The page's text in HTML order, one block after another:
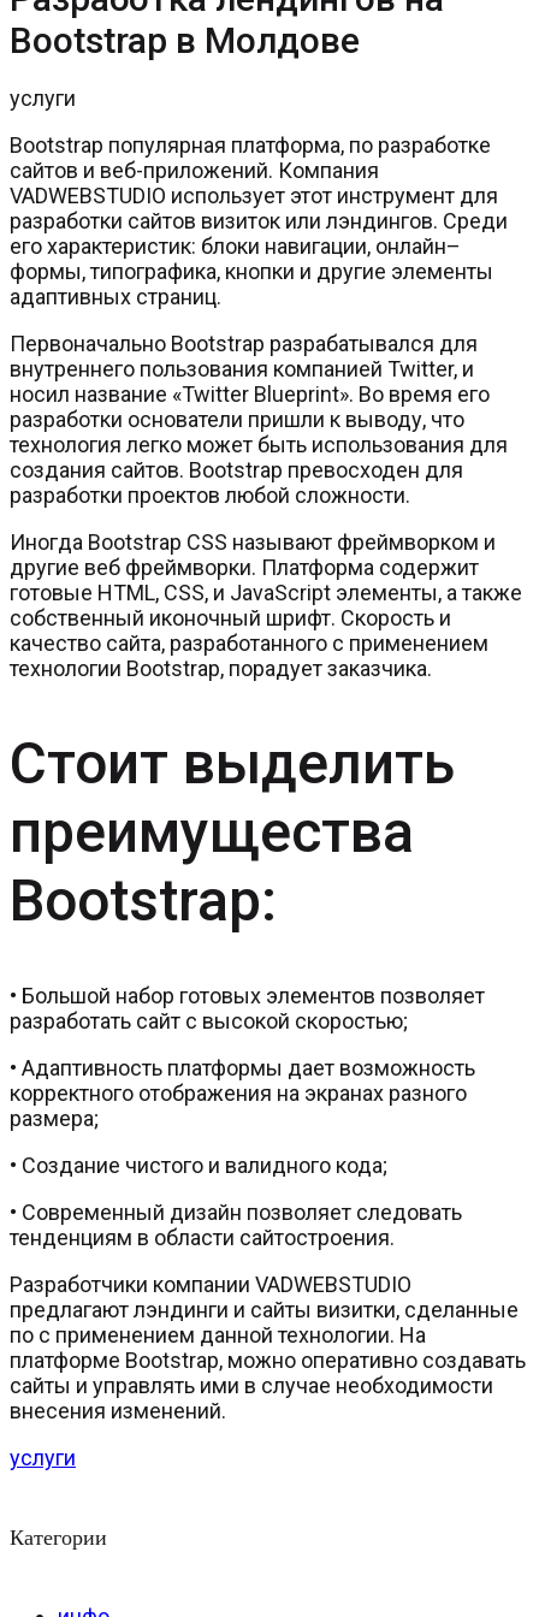
Bootstrap в Молдове
услуги
Bootstrap популярная платформа, по разработке
сайтов и веб-приложений. Компания
VADWEBSTUDIO использует этот инструмент для
разработки сайтов визиток или лэндингов. Среди
его характеристик: блоки навигации, онлайн–
формы, типографика, кнопки и другие элементы
адаптивных страниц.
Первоначально Bootstrap разрабатывался для
внутреннего пользования компанией Twitter, и
носил название «Twitter Blueprint». Во время его
разработки основатели пришли к выводу, что
технология легко может быть использования для
создания сайтов. Bootstrap превосходен для
разработки проектов любой сложности.
Иногда Bootstrap CSS называют фреймворком и
другие веб фреймворки. Платформа содержит
готовые HTML, CSS, и JavaScript элементы, а также
собственный иконочный шрифт. Скорость и
качество сайта, разработанного с применением
технологии Bootstrap, порадует заказчика.
Стоит выделить
преимущества
Bootstrap:
• Большой набор готовых элементов позволяет
разработать сайт с высокой скоростью;
• Адаптивность платформы дает возможность
корректного отображения на экранах разного
размера;
• Создание чистого и валидного кода;
• Современный дизайн позволяет следовать
тенденциям в области сайтостроения.
Разработчики компании VADWEBSTUDIO
предлагают лэндинги и сайты визитки, сделанные
по с применением данной технологии. На
платформе Bootstrap, можно оперативно создавать
сайты и управлять ими в случае необходимости
внесения изменений.
услуги
Категории